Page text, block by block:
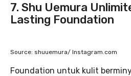
7. Shu Uemura
Lasting Foundation
Source: shuuemura/ Instagram.com
Foundation untuk kulit